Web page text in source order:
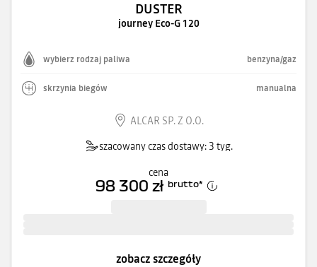
DUSTER
journey Eco-G 120
wybierz rodzaj paliwa benzyna/gaz
skrzynia biegów manualna
ALCAR SP. Z O.O.
szacowany czas dostawy: 3 tyg.
cena
98 300 zł brutto*
zobacz szczegóły